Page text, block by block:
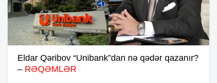
Eldar Qəribov “Unibank”dan nə qədər qazanır?
– RƏQƏMLƏR